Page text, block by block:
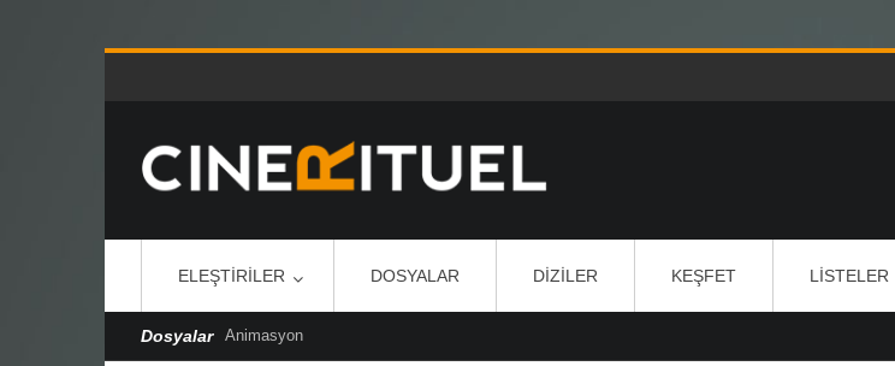
ELEŞTIRILER DOSYALAR DIZILER KEŞFET LISTELER
Dosyalar Animasyon